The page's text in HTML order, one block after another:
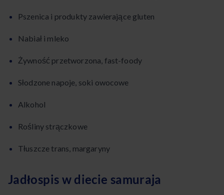
Pszenica i produkty zawierające gluten
Nabiał i mleko
Żywność przetworzona, fast-foody
Słodzone napoje, soki owocowe
Alkohol
Rośliny strączkowe
Tłuszcze trans, margaryny
Jadłospis w diecie samuraja